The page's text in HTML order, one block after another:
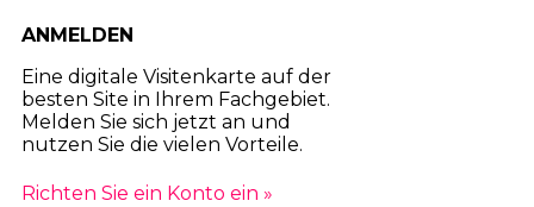
ANMELDEN
Eine digitale Visitenkarte auf der
besten Site in Ihrem Fachgebiet.
Melden Sie sich jetzt an und
nutzen Sie die vielen Vorteile.
Richten Sie ein Konto ein »